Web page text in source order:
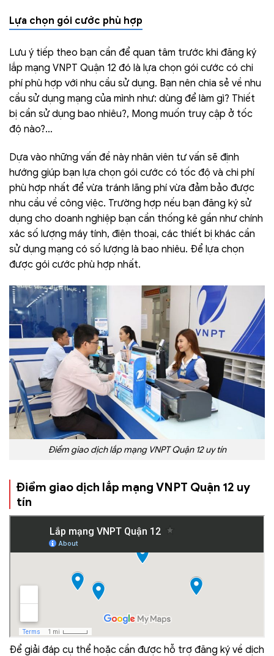
Lựa chọn gói cước phù hợp
Lưu ý tiếp theo bạn cần để quan tâm trước khi đăng ký
lắp mạng VNPT Quận 12 đó là lựa chọn gói cước có chi
phí phù hợp với nhu cầu sử dụng. Bạn nên chia sẻ về nhu
cầu sử dụng mạng của mình như: dùng để làm gì? Thiết
bị cần sử dụng bao nhiêu?, Mong muốn truy cập ở tốc
độ nào?…
Dựa vào những vấn đề này nhân viên tư vấn sẽ định
hướng giúp bạn lựa chọn gói cước có tốc độ và chi phí
phù hợp nhất để vừa tránh lãng phí vừa đảm bảo được
nhu cầu về công việc. Trường hợp nếu bạn đăng ký sử
dụng cho doanh nghiệp bạn cần thống kê gần như chính
xác số lượng máy tính, điện thoại, các thiết bị khác cần
sử dụng mạng có số lượng là bao nhiêu. Để lựa chọn
được gói cước phù hợp nhất.
Điểm giao dịch lắp mạng VNPT Quận 12 uy tín
Điểm giao dịch lắp mạng VNPT Quận 12 uy
tín
Để giải đáp cụ thể hoặc cần được hỗ trợ đăng ký về dịch